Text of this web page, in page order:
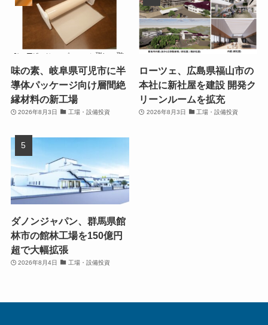
味の素、岐阜県可児市に半
導体パッケージ向け層間絶
縁材料の新工場
2026年8月3日 工場・設備投資
ローツェ、広島県福山市の
本社に新社屋を建設 開発ク
リーンルームを拡充
2026年8月3日 工場・設備投資
ダノンジャパン、群馬県館
林市の館林工場を150億円
超で大幅拡張
2026年8月4日 工場・設備投資